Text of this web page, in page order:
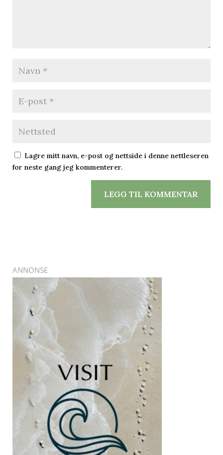
Lagre mitt navn, e-post og nettside i denne nettleseren
for neste gang jeg kommenterer.
LEGG TIL KOMMENTAR